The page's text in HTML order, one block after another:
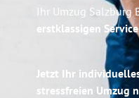
Ihr Umzug Salzburg
erstklassigen Service
Jetzt Ihr
stressfreien Umzug